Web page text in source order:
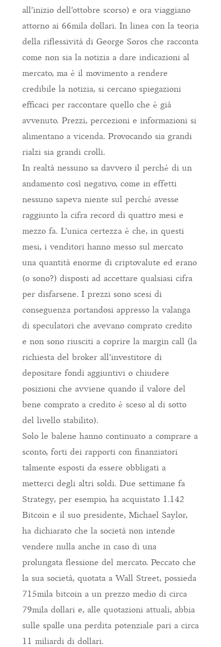
all’inizio dell’ottobre scorso) e ora viaggiano
attorno ai 66mila dollari. In linea con la teoria
della riflessività di George Soros che racconta
come non sia la notizia a dare indicazioni al
mercato, ma è il movimento a rendere
credibile la notizia, si cercano spiegazioni
efficaci per raccontare quello che è già
avvenuto. Prezzi, percezioni e informazioni si
alimentano a vicenda. Provocando sia grandi
rialzi sia grandi crolli.
In realtà nessuno sa davvero il perché di un
andamento così negativo, come in effetti
nessuno sapeva niente sul perché avesse
raggiunto la cifra record di quattro mesi e
mezzo fa. L’unica certezza è che, in questi
mesi, i venditori hanno messo sul mercato
una quantità enorme di criptovalute ed erano
(o sono?) disposti ad accettare qualsiasi cifra
per disfarsene. I prezzi sono scesi di
conseguenza portandosi appresso la valanga
di speculatori che avevano comprato credito
e non sono riusciti a coprire la margin call (la
richiesta del broker all’investitore di
depositare fondi aggiuntivi o chiudere
posizioni che avviene quando il valore del
bene comprato a credito è sceso al di sotto
del livello stabilito).
Solo le balene hanno continuato a comprare a
sconto, forti dei rapporti con finanziatori
talmente esposti da essere obbligati a
metterci degli altri soldi. Due settimane fa
Strategy, per esempio, ha acquistato 1.142
Bitcoin e il suo presidente, Michael Saylor,
ha dichiarato che la società non intende
vendere nulla anche in caso di una
prolungata flessione del mercato. Peccato che
la sua società, quotata a Wall Street, possieda
715mila bitcoin a un prezzo medio di circa
79mila dollari e, alle quotazioni attuali, abbia
sulle spalle una perdita potenziale pari a circa
11 miliardi di dollari.